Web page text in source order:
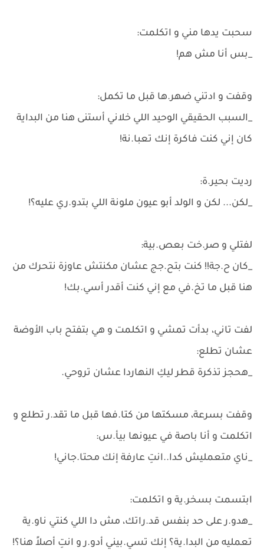
سحبت يدها مني و اتكلمت:
_بس أنا مش هم!
وقفت و ادتني ضهر.ها قبل ما تكمل:
_السبب الحقيقي الوحيد اللي خلاني أستنى هنا من البداية
كان إني كنت فاكرة إنك تعبا.نة!
رديت بحير.ة:
_لكن... لكن و الولد أبو عيون ملونة اللي بتدو.ري عليه؟!
لفتلي و صر.خت بعص.بية:
_كان ح.جة!! كنت بتح.جج عشان مكنتش عاوزة نتحرك من
هنا قبل ما تخ.في مع إني كنت أقدر أسي.بك!
لفت تاني، بدأت تمشي و اتكلمت و هي بتفتح باب الأوضة
عشان تطلع:
_هحجز تذكرة قطر ليكِ النهاردا عشان تروحي.
وقفت بسرعة، مسكتها من كتا.فها قبل ما تقد.ر تطلع و
اتكلمت و أنا باصة في عيونها بيأ.س:
_ناي متعمليش كدا..انتِ عارفة إنك محتا.جاني!
ابتسمت بسخر.ية و اتكلمت:
_هدو.ر على حد بنفس قد.راتك، مش دا اللي كنتي ناو.ية
تعمليه من البدا.ية؟ إنك تسي.بيني أدو.ر و انتِ أصلاً هنا؟!